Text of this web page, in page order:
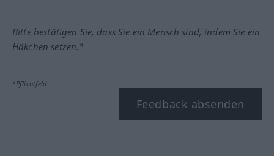
Bitte bestätigen Sie, dass Sie ein Mensch sind, indem Sie ein
Häkchen setzen.*
*Pflichtfeld
Feedback absenden